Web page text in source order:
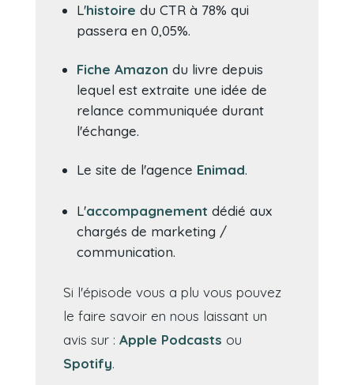
L'histoire du CTR à 78% qui
passera en 0,05%.
Fiche Amazon du livre depuis
lequel est extraite une idée de
relance communiquée durant
l'échange.
Le site de l'agence Enimad.
L'accompagnement dédié aux
chargés de marketing /
communication.
Si l'épisode vous a plu vous pouvez
le faire savoir en nous laissant un
avis sur : Apple Podcasts ou
Spotify.